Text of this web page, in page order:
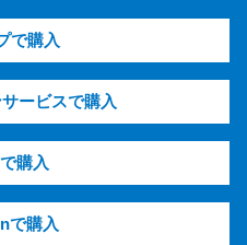
で購入
ービスで購入
購入
で購入